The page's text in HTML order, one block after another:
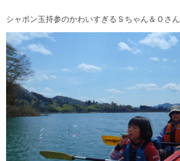
シャボン玉持参のかわいすぎるＳちゃん＆Ｏさん